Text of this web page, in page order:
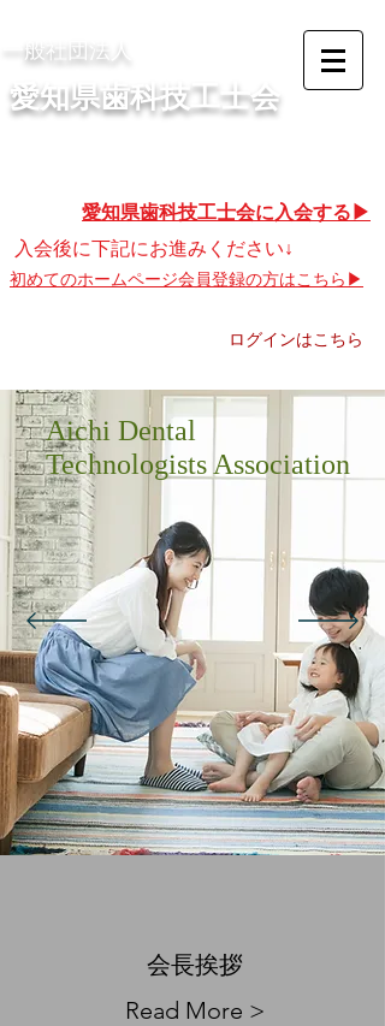
​一般社団法人
​愛知県歯科技工士会
​愛知県歯科技工士会に入会する▶︎
​入会後に下記にお進みください↓
​初めてのホームページ会員登録の方はこちら▶︎
ログインはこちら
​Aichi Dental
Technologists Association
​会長挨拶
Read More >